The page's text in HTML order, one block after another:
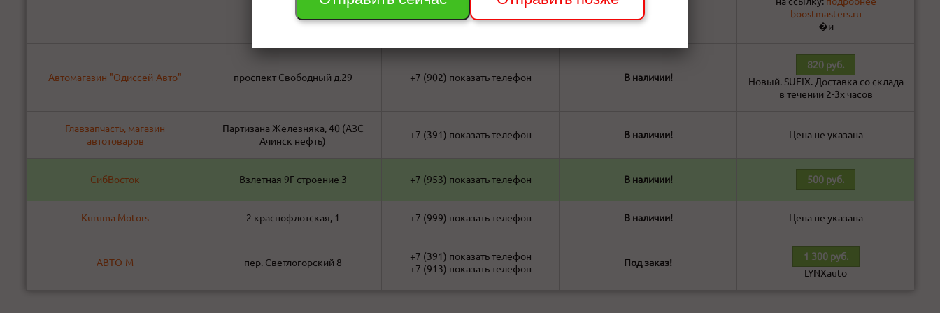
boostmasters.ru
�и
Автомагазин "Одиссей-Авто" проспект Свободный д.29 +7 (902) показать телефон В наличии!
820 руб.
Новый. SUFIX. Доставка со склада
в течении 2-3х часов
Главзапчасть, магазин
автотоваров
Партизана Железняка, 40 (АЗС
Ачинск нефть)
+7 (391) показать телефон В наличии! Цена не указана
СибВосток Взлетная 9Г строение 3 +7 (953) показать телефон В наличии! 500 руб.
Kuruma Motors 2 краснофлотская, 1 +7 (999) показать телефон В наличии! Цена не указана
АВТО-М пер. Светлогорский 8
+7 (391) показать телефон
+7 (913) показать телефон
Под заказ!
1 300 руб.
LYNXauto